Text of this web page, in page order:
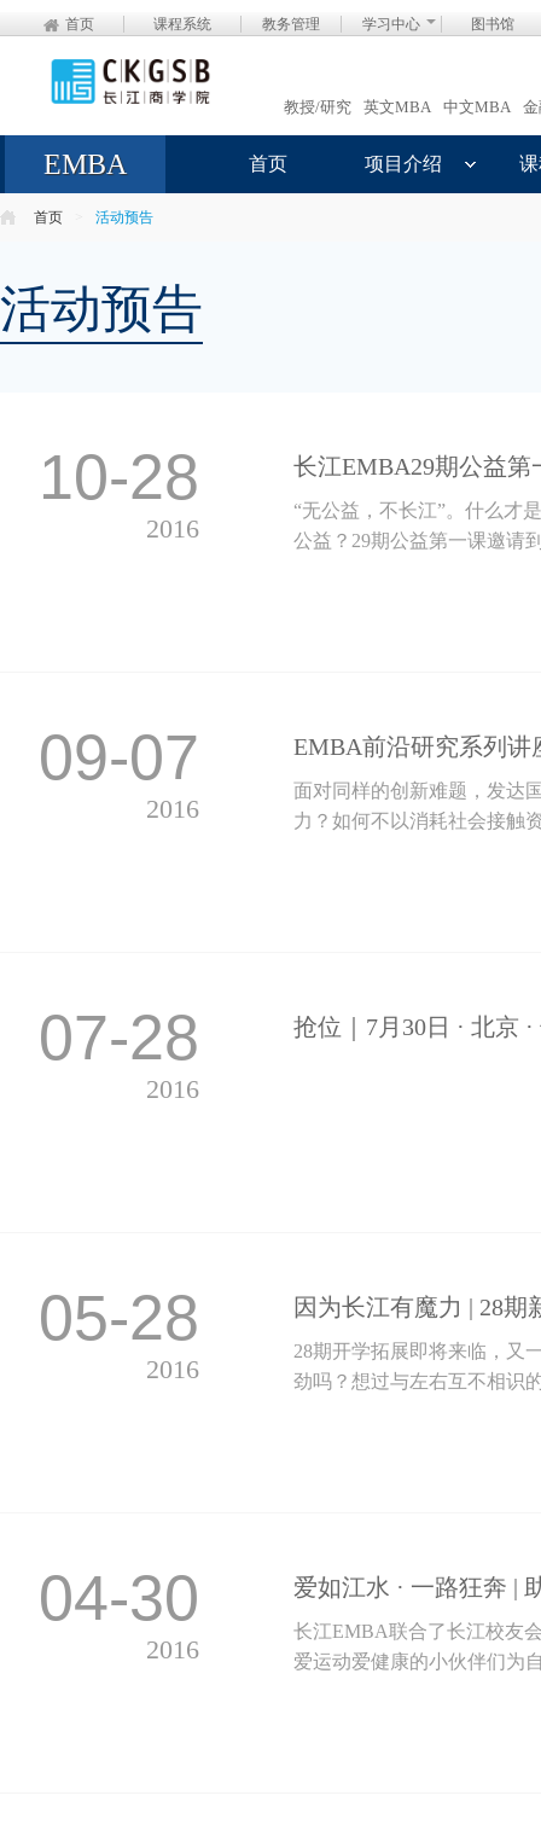
首页 课程系统 教务管理 学习中心 图书馆
教授/研究 英文MBA 中文MBA
EMBA 首页 项目介绍
首页 活动预告
活动预告
10-28
2016
长江EMBA29期公益第
“无公益，不长江”。什么才
公益？29期公益第一课邀请
09-07
2016
EMBA前沿研究系列讲
面对同样的创新难题，发达
力？如何不以消耗社会接触
07-28
2016
抢位｜7月30日 · 北京
05-28
2016
因为长江有魔力 | 28
28期开学拓展即将来临，又
劲吗？想过与左右互不相识
04-30
2016
爱如江水 · 一路狂奔 |
长江EMBA联合了长江校友
爱运动爱健康的小伙伴们为